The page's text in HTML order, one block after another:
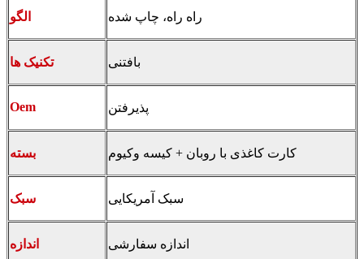
الگو راه راه، چاپ شده
تکنیک ها بافتنی
Oem پذیرفتن
بسته کارت کاغذی با روبان + کیسه وکیوم
سبک سبک آمریکایی
اندازه اندازه سفارشی